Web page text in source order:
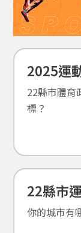
2025運
22縣市體育
標？
22縣市
你的城市有